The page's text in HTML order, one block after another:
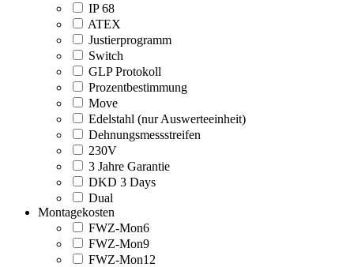
IP 68
ATEX
Justierprogramm
Switch
GLP Protokoll
Prozentbestimmung
Move
Edelstahl (nur Auswerteeinheit)
Dehnungsmessstreifen
230V
3 Jahre Garantie
DKD 3 Days
Dual
Montagekosten
FWZ-Mon6
FWZ-Mon9
FWZ-Mon12